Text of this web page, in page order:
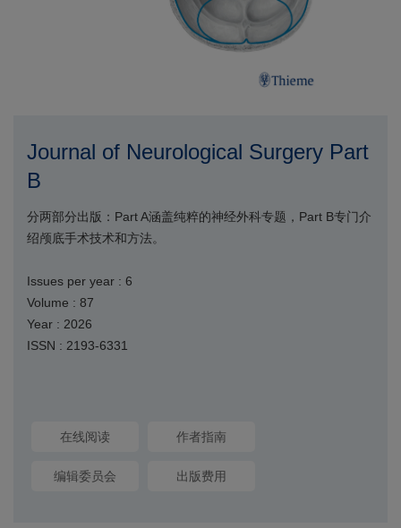
Journal of Neurological Surgery Part
B
分两部分出版：Part A涵盖纯粹的神经外科专题，Part B专门介
绍颅底手术技术和方法。
Issues per year : 6
Volume : 87
Year : 2026
ISSN : 2193-6331
在线阅读 作者指南
编辑委员会 出版费用